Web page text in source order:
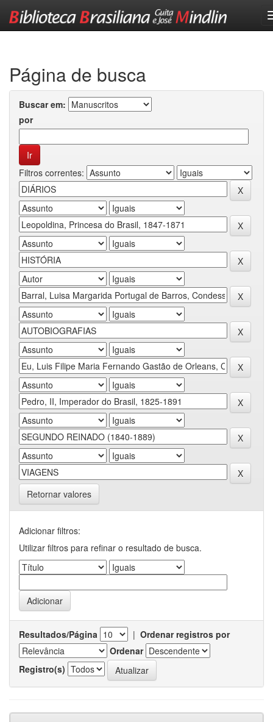
Página de busca
Buscar em:
por
Filtros correntes:
Retornar valores
Adicionar filtros:
Utilizar filtros para refinar o resultado de busca.
Resultados/Página | Ordenar registros por
Ordenar
Registro(s)